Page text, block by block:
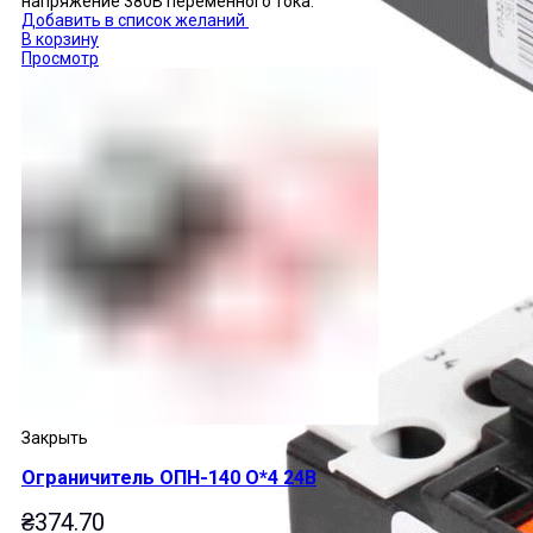
Добавить в список желаний
В корзину
Просмотр
Закрыть
Ограничитель ОПН-140 О*4 24В
₴374.70